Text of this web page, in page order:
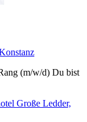
(m/w/d) Du bist
Große Ledder,